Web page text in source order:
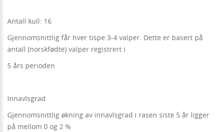
Antall kull: 16
Gjennomsnittlig får hver tispe 3-4 valper. Dette er basert på
antall (norskfødte) valper registrert i
5 års perioden
Innavlsgrad
Gjennomsnittlig økning av innavlsgrad i rasen siste 5 år ligger
på mellom 0 og 2 %